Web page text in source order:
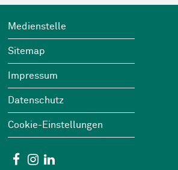
Footer
Wichtige Links
Medienstelle
Sitemap
Impressum
Datenschutz
Cookie-Einstellungen
Social Media
Facebook
Instagram